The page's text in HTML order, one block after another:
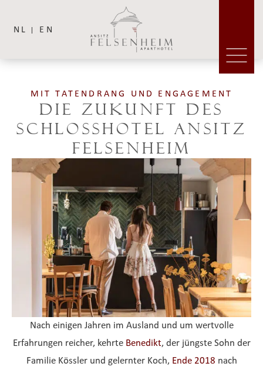
NL EN
MIT TATENDRANG UND ENGAGEMENT
Die Zukunft des
Schlosshotel Ansitz
Felsenheim
Nach einigen Jahren im Ausland und um wertvolle
Erfahrungen reicher, kehrte Benedikt, der jüngste Sohn der
Familie Kössler und gelernter Koch, Ende 2018 nach